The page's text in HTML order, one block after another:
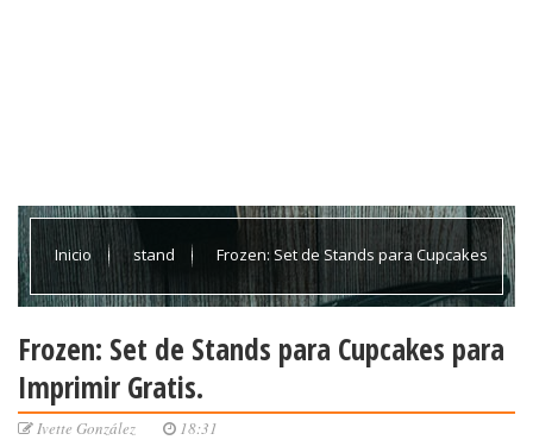
Inicio stand Frozen: Set de Stands para Cupcakes
Frozen: Set de Stands para Cupcakes para
Imprimir Gratis.
Ivette González 18:31